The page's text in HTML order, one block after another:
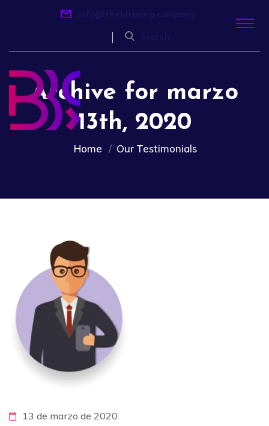
info@thebitbang.company
Search
Archive for marzo
13th, 2020
Home Our Testimonials
13 de marzo de 2020